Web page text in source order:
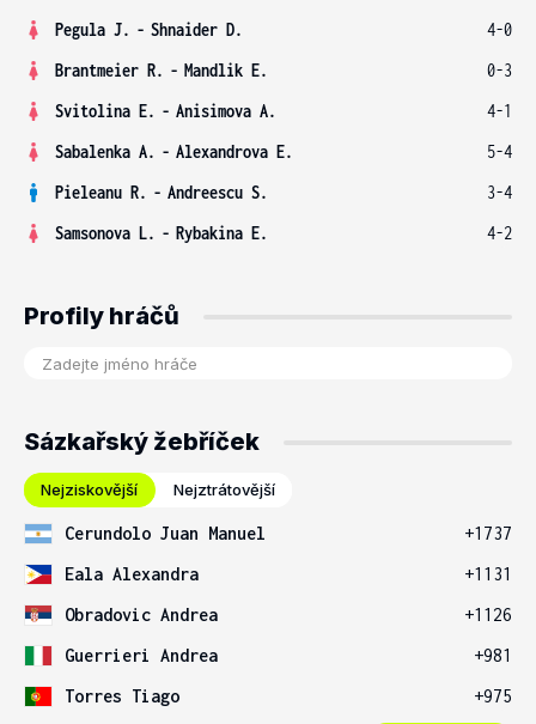
Pegula J. - Shnaider D.
4-0
Brantmeier R. - Mandlik E.
0-3
Svitolina E. - Anisimova A.
4-1
Sabalenka A. - Alexandrova E.
5-4
Pieleanu R. - Andreescu S.
3-4
Samsonova L. - Rybakina E. 4-2
Profily hráčů
Sázkařský žebříček
Nejziskovější Nejztrátovější
Cerundolo Juan Manuel
+1737
Eala Alexandra
+1131
Obradovic Andrea
+1126
Guerrieri Andrea
+981
Torres Tiago
+975